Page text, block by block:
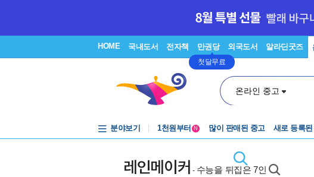
HOME 국내도서 전자책 만권당
첫달무료
외국도서 알라딘굿즈
온라인 중고
분야보기
중고음반
중고음반
N 많이 판매된 중고 새로 등록
레인메이커 - 수능을 뒤집은 7인